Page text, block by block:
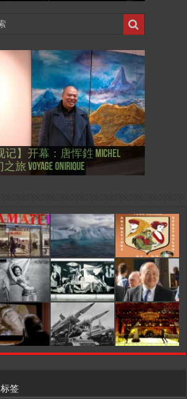
记】圆满闭幕: 梦幻之旅
记】开幕：唐恽鉎 Michel
之旅 Voyage onirique
记】展讯：唐恽鉎 Michel
之旅 Voyage onirique
会】祝各位 佳年快乐 Bonne
Le feu d’artifice de Paris
故事】唐恽鉎 Michel Tong One
Story
事】林象元 Lin XiangYuan One
Story
考】芭蕾舞: 天鹅湖 乌克兰
lac des cygnes – Opéra national
考】巴黎政府举行“新年晚
musicale à la mairie du 13e le 8
考】巴黎“艺术之都”展将于2
Art Capital s’ouvre le 12 Février
记】法国电影: “中国人占领
种法国幽默与“预言” Les
de J.Yanne
记】时装秀：巴黎时装界
与“不屈者” John Galliano le
la mode
记】法国“复兴会”式【艺术
que “RENAISSANCE” aurait pu
标签